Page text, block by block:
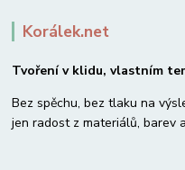
Korálek.net
Tvoření v klidu, vlastním
Bez spěchu, bez tlaku na
jen radost z materiálů, barev